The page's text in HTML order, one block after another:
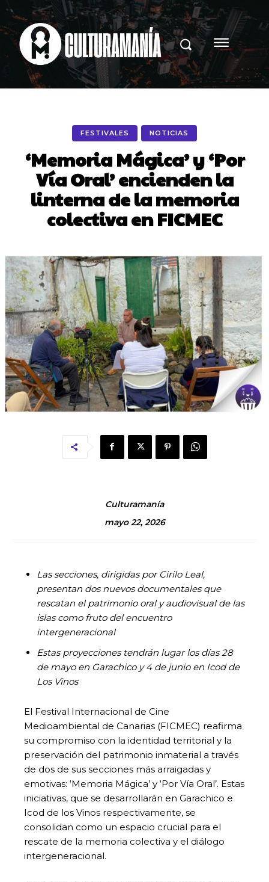
FESTIVALES NOTICIAS
‘Memoria Mágica’ y ‘Por
Vía Oral’ encienden la
linterna de la memoria
colectiva en FICMEC
Culturamanía
mayo 22, 2026
Las secciones, dirigidas por Cirilo Leal,
presentan dos nuevos documentales que
rescatan el patrimonio oral y audiovisual de las
islas como fruto del encuentro
intergeneracional
Estas proyecciones tendrán lugar los días 28
de mayo en Garachico y 4 de junio en Icod de
Los Vinos
El Festival Internacional de Cine
Medioambiental de Canarias (FICMEC) reafirma
su compromiso con la identidad territorial y la
preservación del patrimonio inmaterial a través
de dos de sus secciones más arraigadas y
emotivas: ‘Memoria Mágica’ y ‘Por Vía Oral’. Estas
iniciativas, que se desarrollarán en Garachico e
Icod de los Vinos respectivamente, se
consolidan como un espacio crucial para el
rescate de la memoria colectiva y el diálogo
intergeneracional.